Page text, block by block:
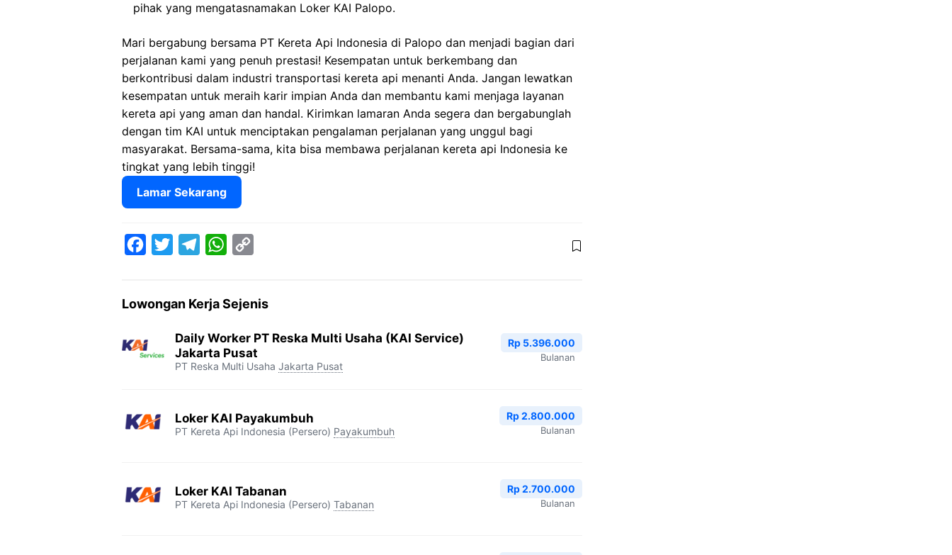
pihak yang mengatasnamakan Loker KAI Palopo.
Mari bergabung bersama PT Kereta Api Indonesia di Palopo dan menjadi bagian dari
perjalanan kami yang penuh prestasi! Kesempatan untuk berkembang dan
berkontribusi dalam industri transportasi kereta api menanti Anda. Jangan lewatkan
kesempatan untuk meraih karir impian Anda dan membantu kami menjaga layanan
kereta api yang aman dan handal. Kirimkan lamaran Anda segera dan bergabunglah
dengan tim KAI untuk menciptakan pengalaman perjalanan yang unggul bagi
masyarakat. Bersama-sama, kita bisa membawa perjalanan kereta api Indonesia ke
tingkat yang lebih tinggi!
Lamar Sekarang
e
o
t
t
e
r
e
r
a
W
t
A
p
y
L
i
n
Lowongan Kerja Sejenis
Daily Worker PT Reska Multi Usaha (KAI Service)
Jakarta Pusat
PT Reska Multi Usaha Jakarta Pusat
Rp 5.396.000
Bulanan
Loker KAI Payakumbuh
PT Kereta Api Indonesia (Persero) Payakumbuh
Rp 2.800.000
Bulanan
Loker KAI Tabanan
PT Kereta Api Indonesia (Persero) Tabanan
Rp 2.700.000
Bulanan